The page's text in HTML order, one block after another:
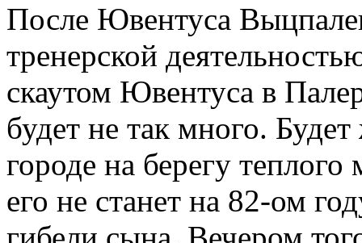
После Ювентуса
тренерской
скаутом Ювентуса в
будет не так много.
городе на берегу
его не станет на 82-ом